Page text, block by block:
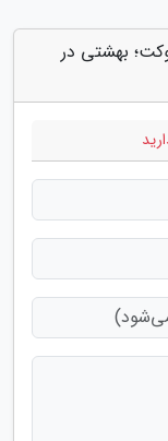
بهشتی در